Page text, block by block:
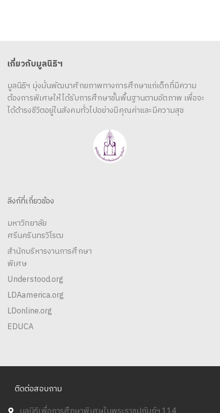
เกี่ยวกับมูลนิธิฯ
มูลนิธิฯ มุ่งมั่นพัฒนาศักยภาพทางการศึกษาแก่เด็กที่มีความ
ต้องการพิเศษให้ได้รับการศึกษาขั้นพื้นฐานตามอัตภาพ เพื่อจะ
ได้ดำรงชีวิตอยู่ในสังคมทั่วไปอย่างมีคุณค่าและมีความสุข
ลิงก์ที่เกี่ยวข้อง
มหาวิทยาลัย
ศรีนครินทรวิโรฒ
สำนักบริหารงานการศึกษา
พิเศษ
Understood.org
LDAamerica.org
LDonline.org
EDUCA
ติดต่อสอบถาม